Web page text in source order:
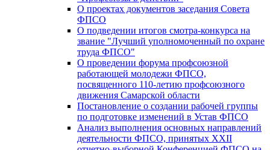
О проектах документов заседания Совета
ФПСО
О подведении итогов смотра-конкурса на
звание "Лучший уполномоченный по охране
труда ФПСО"
О проведении форума профсоюзной
работающей молодежи ФПСО,
посвященного 110-летию профсоюзного
движения Самарской области
Постановление о создании рабочей группы
по подготовке изменений в Устав ФПСО
Анализ выполнения основных направлений
деятельности ФПСО, принятых XXII